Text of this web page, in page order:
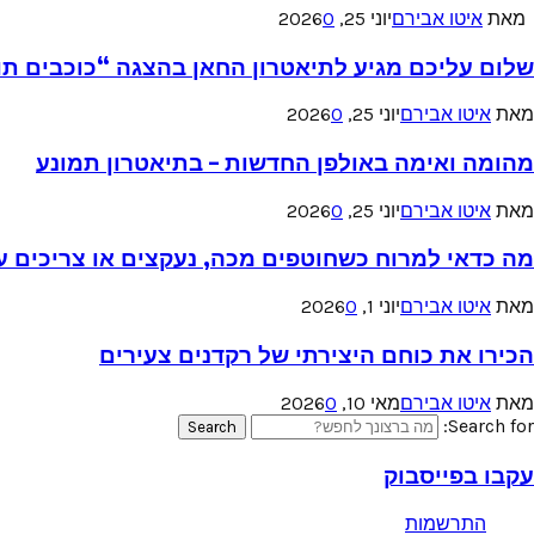
מאת איטו אבירםיוני 25, 2026 0
שלום עליכם מגיע לתיאטרון החאן בהצגה “כוכבים
מאת איטו אבירםיוני 25, 2026 0
מהומה ואימה באולפן החדשות – בתיאטרון תמונע
מאת איטו אבירםיוני 25, 2026 0
מה כדאי למרוח כשחוטפים מכה, נעקצים או צריכים
מאת איטו אבירםיוני 1, 2026 0
הכירו את כוחם היצירתי של רקדנים צעירים
מאת איטו אבירםמאי 10, 2026
0
Search for:
Search
עקבו בפייסבוק
התרשמות